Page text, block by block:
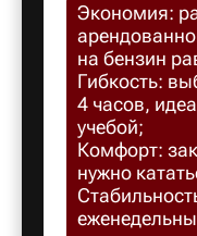
Экономия:
на бензин
Гибкость:
4 часов,
учебой;
Комфорт:
нужно